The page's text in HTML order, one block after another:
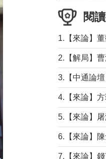
閱
1.【來論】